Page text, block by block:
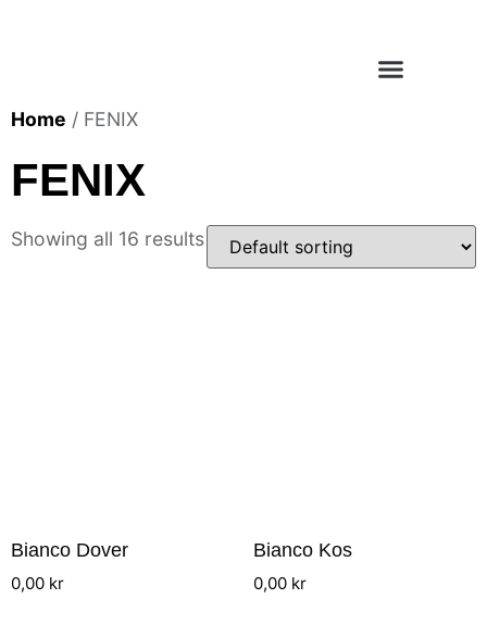
Home / FENIX
FENIX
Showing all 16 results
Bianco Dover
0,00 kr
Bianco Kos
0,00 kr